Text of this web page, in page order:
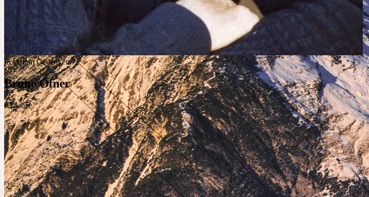
In stillem Gedenken
Bruno Öfner
83Jahre